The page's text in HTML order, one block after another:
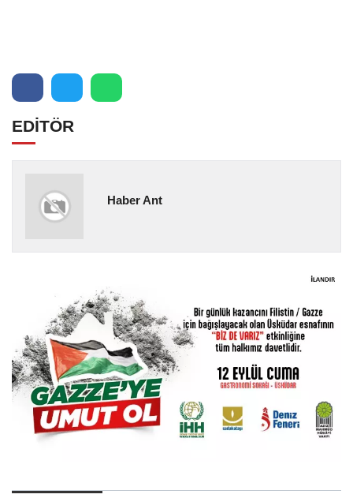
EDİTÖR
Haber Ant